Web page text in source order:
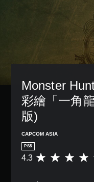
Monster
彩繪「一角
版)
CAPCOM ASIA
PS5
平
4.3